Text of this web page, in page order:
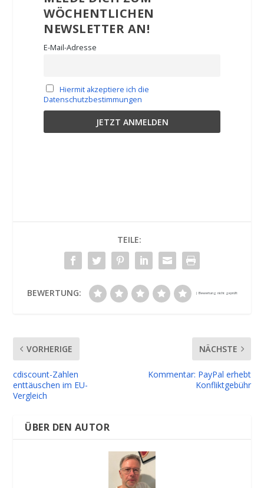
WÖCHENTLICHEN
NEWSLETTER AN!
E-Mail-Adresse
Hiermit akzeptiere ich die
Datenschutzbestimmungen
TEILE:
BEWERTUNG:
VORHERIGE
cdiscount-Zahlen
enttäuschen im EU-
Vergleich
NÄCHSTE
Kommentar: PayPal erhebt
Konfliktgebühr
ÜBER DEN AUTOR